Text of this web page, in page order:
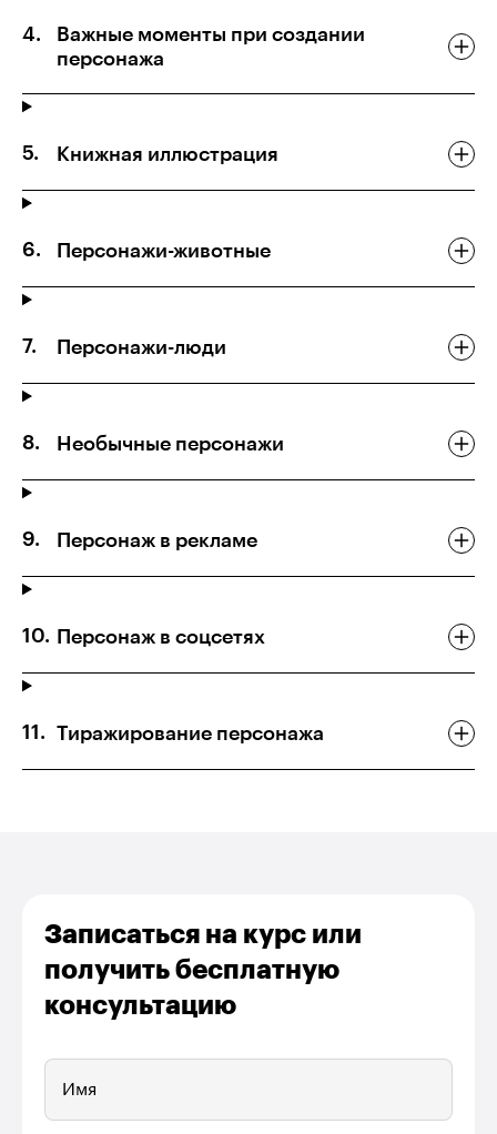
Важные моменты при создании
персонажа
Книжная иллюстрация
Персонажи-животные
Персонажи-люди
Необычные персонажи
Персонаж в рекламе
Персонаж в соцсетях
Тиражирование персонажа
Записаться на курс или
получить бесплатную
консультацию
Имя